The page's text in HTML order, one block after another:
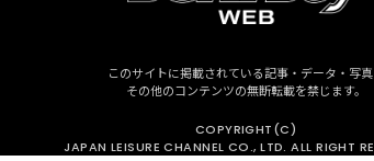
このサイトに掲載されている記事・データ・写真
その他のコンテンツの無断転載を禁じます。
COPYRIGHT(C)
JAPAN LEISURE CHANNEL CO., LTD. ALL RIGHT